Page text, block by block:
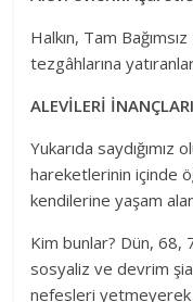
Halkın, Tam
tezgâhlarına
ALEVİLERİ
Yukarıda
hareketlerinin içinde
kendilerine yaşam
Kim bunlar? Dün, 68,
sosyaliz ve devrim
nefesleri yetmeyerek